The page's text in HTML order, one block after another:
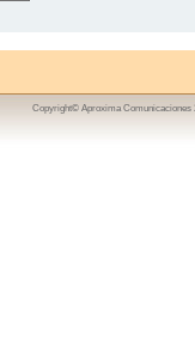
Copyright© Aproxima Comunicaciones